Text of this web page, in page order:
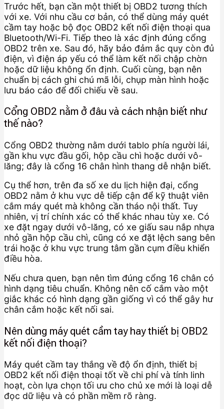
Trước hết, bạn cần một thiết bị OBD2 tương thích
với xe. Với nhu cầu cơ bản, có thể dùng máy quét
cầm tay hoặc bộ đọc OBD2 kết nối điện thoại qua
Bluetooth/Wi-Fi. Tiếp theo là xác định đúng cổng
OBD2 trên xe. Sau đó, hãy bảo đảm ắc quy còn đủ
điện, vì điện áp yếu có thể làm kết nối chập chờn
hoặc dữ liệu không ổn định. Cuối cùng, bạn nên
chuẩn bị cách ghi chú mã lỗi, chụp màn hình hoặc
lưu báo cáo để đối chiếu về sau.
Cổng OBD2 nằm ở đâu và cách nhận biết như
thế nào?
Cổng OBD2 thường nằm dưới tablo phía người lái,
gần khu vực đầu gối, hộp cầu chì hoặc dưới vô-
lăng; đây là cổng 16 chân hình thang dễ nhận biết.
Cụ thể hơn, trên đa số xe du lịch hiện đại, cổng
OBD2 nằm ở khu vực dễ tiếp cận để kỹ thuật viên
cắm máy quét mà không cần tháo nội thất. Tuy
nhiên, vị trí chính xác có thể khác nhau tùy xe. Có
xe đặt ngay dưới vô-lăng, có xe giấu sau nắp nhựa
nhỏ gần hộp cầu chì, cũng có xe đặt lệch sang bên
trái hoặc ở khu vực trung tâm gần cụm điều khiển
điều hòa.
Nếu chưa quen, bạn nên tìm đúng cổng 16 chân có
hình dạng tiêu chuẩn. Không nên cố cắm vào một
giắc khác có hình dạng gần giống vì có thể gây hư
chân cắm hoặc kết nối sai.
Nên dùng máy quét cầm tay hay thiết bị OBD2
kết nối điện thoại?
Máy quét cầm tay thắng về độ ổn định, thiết bị
OBD2 kết nối điện thoại tốt về chi phí và tính linh
hoạt, còn lựa chọn tối ưu cho chủ xe mới là loại dễ
đọc dữ liệu và có phần mềm rõ ràng.